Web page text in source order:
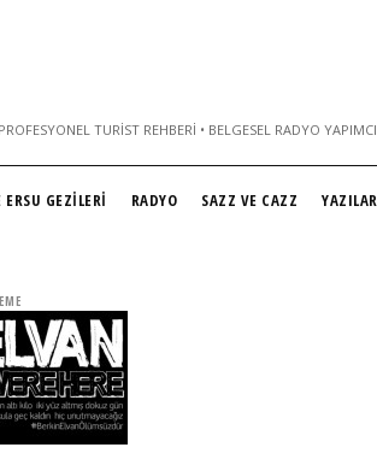
TURIST REHBERI • BELGESEL RADYO
ERSU GEZİLERİ RADYO SAZZ VE CAZZ YAZILAR